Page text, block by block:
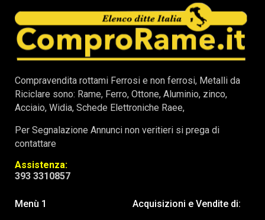
Compravendita rottami Ferrosi e non ferrosi, Metalli da
Riciclare sono: Rame, Ferro, Ottone, Aluminio, zinco,
Acciaio, Widia, Schede Elettroniche Raee,
Per Segnalazione Annunci non veritieri si prega di
contattare
Assistenza:
393 3310857
Menù 1
Acquisizioni e Vendite di: